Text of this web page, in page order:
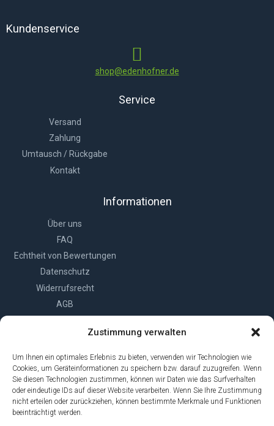
Zustimmung verwalten
Um Ihnen ein optimales Erlebnis zu bieten, verwenden wir Technologien wie
Cookies, um Geräteinformationen zu speichern bzw. darauf zuzugreifen. Wenn
Sie diesen Technologien zustimmen, können wir Daten wie das Surfverhalten
oder eindeutige IDs auf dieser Website verarbeiten. Wenn Sie Ihre Zustimmung
nicht erteilen oder zurückziehen, können bestimmte Merkmale und Funktionen
beeinträchtigt werden.
Kundenservice
shop@edenhofner.de
Service
Versand
Zahlung
Umtausch / Rückgabe
Kontakt
Informationen
Über uns
FAQ
Echtheit von Bewertungen
Datenschutz
Widerrufsrecht
AGB
Cookie-Richtlinie (EU)